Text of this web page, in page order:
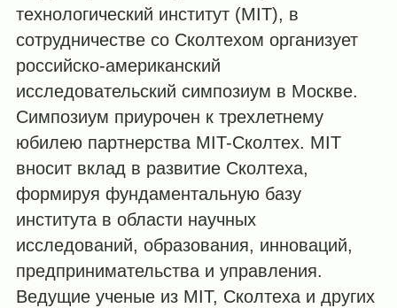
технологический институт (MIT), в
сотрудничестве со Сколтехом организует
российско-американский
исследовательский симпозиум в Москве.
Симпозиум приурочен к трехлетнему
юбилею партнерства MIT-Сколтех. MIT
вносит вклад в развитие Сколтеха,
формируя фундаментальную базу
института в области научных
исследований, образования, инноваций,
предпринимательства и управления.
Ведущие ученые из MIT, Сколтеха и других